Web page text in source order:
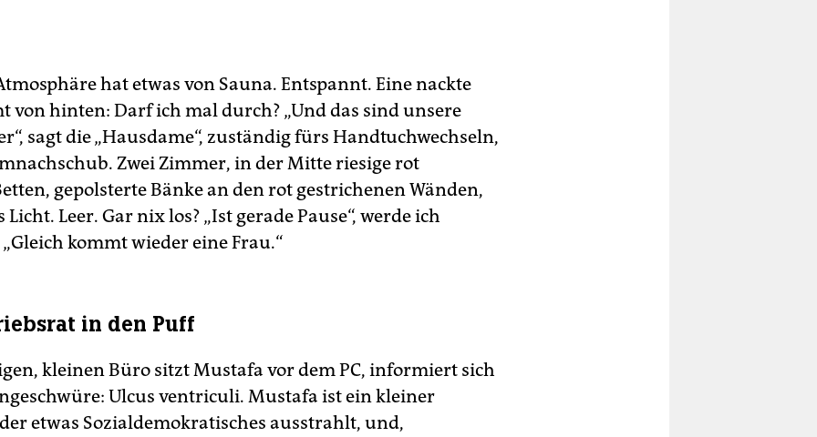
hat etwas von Sauna. Entspannt. Eine nackte
von hinten: Darf ich mal durch? „Und das sind unsere
sagt die „Hausdame“, zuständig fürs Handtuchwechseln,
Zwei Zimmer, in der Mitte riesige rot
gepolsterte Bänke an den rot gestrichenen Wänden,
Licht. Leer. Gar nix los? „Ist gerade Pause“, werde ich
kommt wieder eine Frau.“
in den Puff
kleinen Büro sitzt Mustafa vor dem PC, informiert sich
Ulcus ventriculi. Mustafa ist ein kleiner
etwas Sozialdemokratisches ausstrahlt, und,